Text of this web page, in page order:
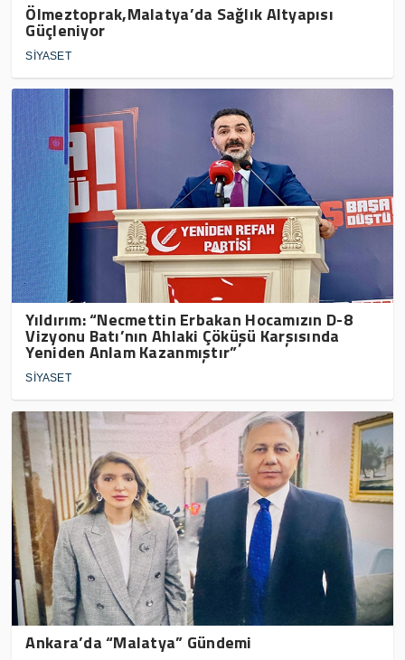
Ölmeztoprak,Malatya’da Sağlık Altyapısı
Güçleniyor
SİYASET
Yıldırım: “Necmettin Erbakan Hocamızın D-8
Vizyonu Batı’nın Ahlaki Çöküşü Karşısında
Yeniden Anlam Kazanmıştır”
SİYASET
Ankara’da “Malatya” Gündemi